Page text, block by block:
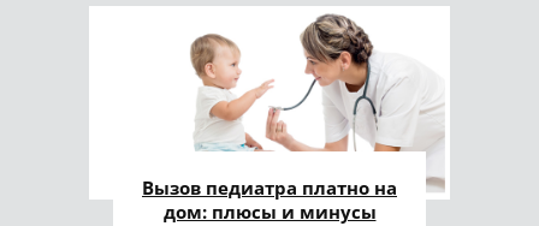
Вызов педиатра платно на
дом: плюсы и минусы